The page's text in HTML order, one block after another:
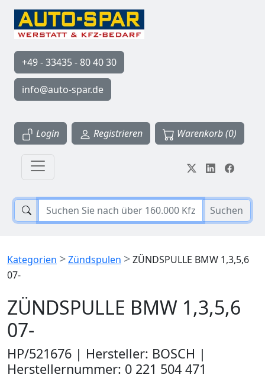
+49 - 33435 - 80 40 30
info@auto-spar.de
Login Registrieren Warenkorb (0)
Suchen
Kategorien >Zündspulen >ZÜNDSPULLE BMW 1,3,5,6
07-
ZÜNDSPULLE BMW 1,3,5,6
07-
HP/521676 | Hersteller: BOSCH |
Herstellernummer: 0 221 504 471